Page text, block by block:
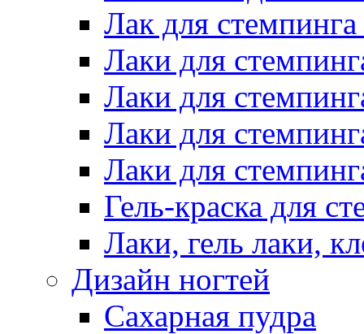
Лак для
Лаки для
Лаки для
Лаки для
Лаки для
Гель-краска для
Лаки, гель лаки,
Дизайн ногтей
Сахарная пудра